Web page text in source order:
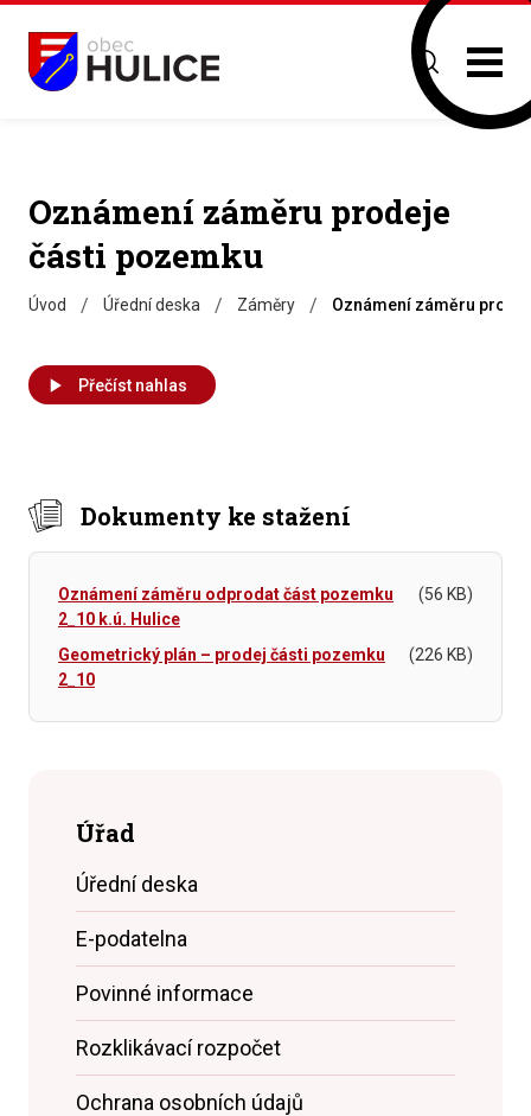
Oznámení záměru prodeje
části pozemku
Úvod / Úřední deska / Záměry / Oznámení záměru
Přečíst nahlas
Dokumenty ke stažení
Oznámení záměru odprodat část pozemku
2_10 k.ú. Hulice
(56 KB)
Geometrický plán – prodej části pozemku
2_10
(226 KB)
Úřad
Úřední deska
E-podatelna
Povinné informace
Rozklikávací rozpočet
Ochrana osobních údajů